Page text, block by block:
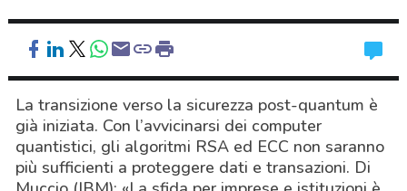
La transizione verso la sicurezza post-quantum è
già iniziata. Con l’avvicinarsi dei computer
quantistici, gli algoritmi RSA ed ECC non saranno
più sufficienti a proteggere dati e transazioni. Di